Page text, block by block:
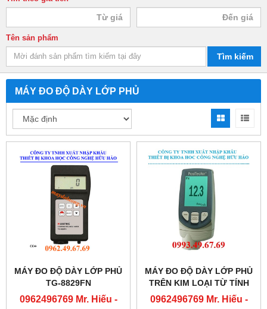
Tên sản phẩm
Tìm kiếm
MÁY ĐO ĐỘ DÀY LỚP PHỦ
MÁY ĐO ĐỘ DÀY LỚP PHỦ
TG-8829FN
0962496769 Mr. Hiếu -
MÁY ĐO ĐỘ DÀY LỚP PHỦ
TRÊN KIM LOẠI TỪ TÍNH
F1
0962496769 Mr. Hiếu -